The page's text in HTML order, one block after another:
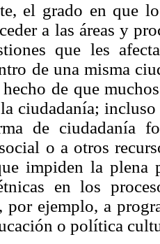
el grado en que
a las áreas y
que les
de una misma
de que
ciudadanía;
de ciudadanía
o a otros
impiden la plena
en los
por ejemplo, a
o política